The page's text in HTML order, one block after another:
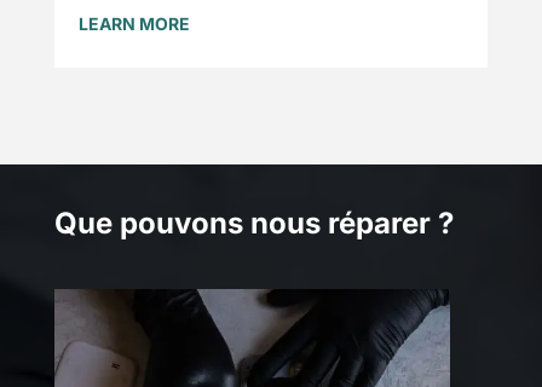
LEARN MORE
Que pouvons nous réparer ?